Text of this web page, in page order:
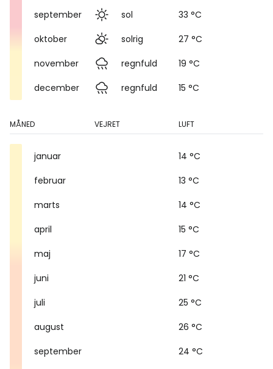
september sol
33 °C
oktober
solrig
27 °C
november
regnfuld
19 °C
december
regnfuld 15 °C
MÅNED VEJRET LUFT
januar
14 °C
februar
13 °C
marts
14 °C
april
15 °C
maj
17 °C
juni
21 °C
juli
25 °C
august
26 °C
september
24 °C